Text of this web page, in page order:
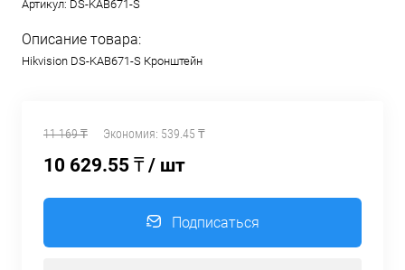
Артикул: DS-KAB671-S
Описание товара:
Hikvision DS-KAB671-S Кронштейн
11 169 ₸ Экономия: 539.45 ₸
10 629.55 ₸ / шт
Подписаться